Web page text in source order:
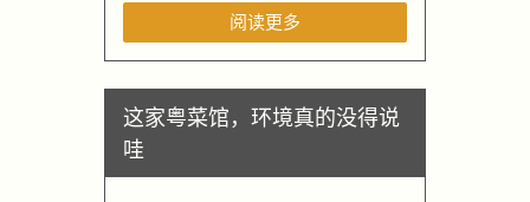
阅读更多
这家粤菜馆，环境真的没得说
哇